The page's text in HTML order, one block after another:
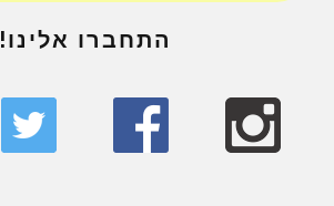
התחברו אלינו!